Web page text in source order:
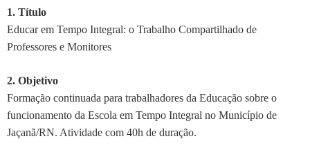
1. Título
Educar em Tempo Integral: o Trabalho Compartilhado de
Professores e Monitores
2. Objetivo
Formação continuada para trabalhadores da Educação sobre o
funcionamento da Escola em Tempo Integral no Município de
Jaçanã/RN. Atividade com 40h de duração.